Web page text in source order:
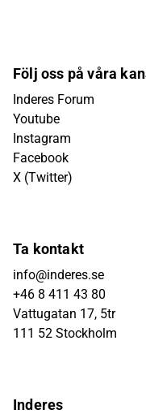
Följ oss på våra
Inderes Forum
Youtube
Instagram
Facebook
X (Twitter)
Ta kontakt
info@inderes.se
+46 8 411 43 80
Vattugatan 17, 5tr
111 52 Stockholm
Inderes